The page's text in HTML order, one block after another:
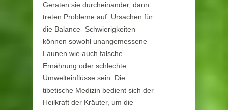
Geraten sie durcheinander, dann
treten Probleme auf. Ursachen für
die Balance- Schwierigkeiten
können sowohl unangemessene
Launen wie auch falsche
Ernährung oder schlechte
Umwelteinflüsse sein. Die
tibetische Medizin bedient sich der
Heilkraft der Kräuter, um die